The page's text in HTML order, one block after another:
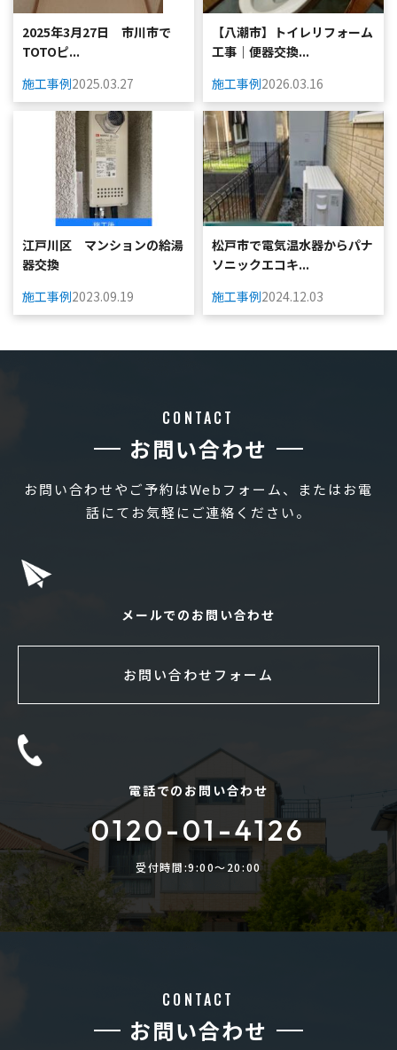
2025年3月27日 市川市で
TOTOピ...
施工事例2025.03.27
【八潮市】トイレリフォーム
工事｜便器交換...
施工事例2026.03.16
江戸川区 マンションの給湯
器交換
施工事例2023.09.19
松戸市で電気温水器からパナ
ソニックエコキ...
施工事例2024.12.03
CONTACT
お問い合わせ
お問い合わせやご予約はWebフォーム、またはお電
話にてお気軽にご連絡ください。
メールでのお問い合わせ
お問い合わせフォーム
電話でのお問い合わせ
0120-01-4126
受付時間:9:00〜20:00
CONTACT
お問い合わせ